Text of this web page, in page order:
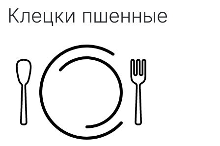
Клецки пшенные